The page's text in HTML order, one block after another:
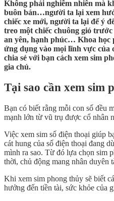
Không phải nghiễm nhiên mà
buôn bán…người ta lại xem
chiếc xe mới, người ta lại để ý
treo một chiếc chuông gió
an yên, hạnh phúc… Khoa học
ứng dụng vào mọi lĩnh vực của
chia sẻ với bạn cách xem sim
gia chủ.
Tại sao cần xem sim
Bạn có biết rằng mỗi con số đều
mạnh lớn từ vũ trụ được cổ nhân
Việc xem sim số điện thoại giúp
cát hung của số điện thoại đang
mình ra sao. Từ đó lựa chọn sim
thời, chủ động mang nhân duyên
Khi xem sim phong thủy sẽ biết
hưởng đến tiền tài, sức khỏe của